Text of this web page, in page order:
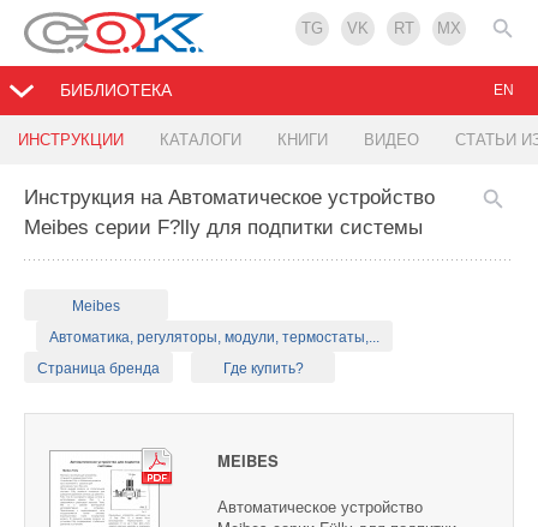
TG VK RT MX
БИБЛИОТЕКА
ИНСТРУКЦИИ КАТАЛОГИ КНИГИ ВИДЕО СТАТЬИ
EN
Инструкция на Автоматическое устройство
Meibes серии F?lly для подпитки системы
Meibes
Автоматика, регуляторы, модули, термостаты,...
Страница бренда
Где купить?
MEIBES
Автоматическое устройство